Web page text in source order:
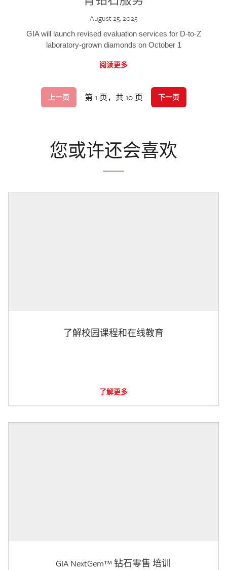
August 25, 2025
GIA will launch revised evaluation services for D-to-Z
laboratory-grown diamonds on October 1
阅读更多
上一页 第 1 页，共 10 页 下一页
您或许还会喜欢
了解校园课程和在线教育
了解更多
GIA NextGem™ 钻石零售 培训